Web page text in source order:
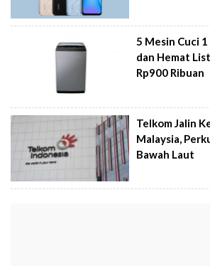
5 Mesin Cuci
dan Hemat
Rp900 Ribuan
Telkom Jalin
Malaysia,
Bawah Laut